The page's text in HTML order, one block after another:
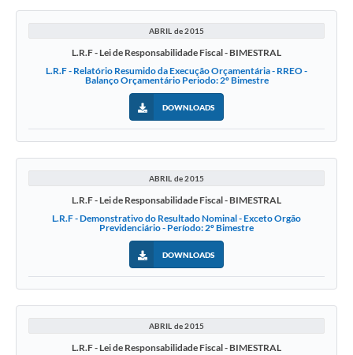
ABRIL de 2015
L.R.F - Lei de Responsabilidade Fiscal - BIMESTRAL
L.R.F - Relatório Resumido da Execução Orçamentária - RREO -
Balanço Orçamentário Periodo: 2º Bimestre
DOWNLOADS
ABRIL de 2015
L.R.F - Lei de Responsabilidade Fiscal - BIMESTRAL
L.R.F - Demonstrativo do Resultado Nominal - Exceto Orgão
Previdenciário - Período: 2º Bimestre
DOWNLOADS
ABRIL de 2015
L.R.F - Lei de Responsabilidade Fiscal - BIMESTRAL